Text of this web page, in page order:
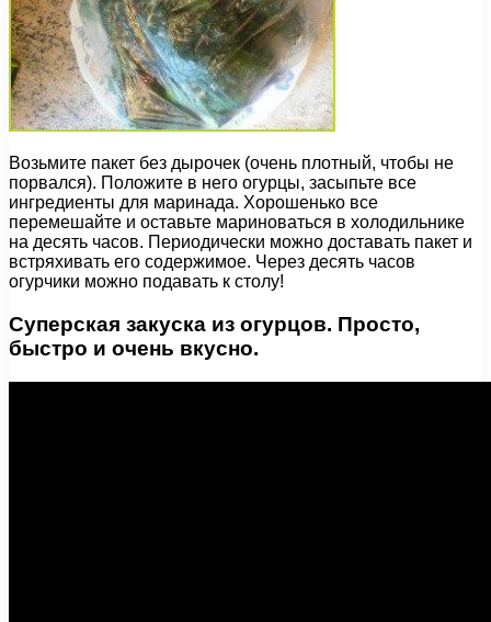
Возьмите пакет без дырочек (очень плотный, чтобы не
порвался). Положите в него огурцы, засыпьте все
ингредиенты для маринада. Хорошенько все
перемешайте и оставьте мариноваться в холодильнике
на десять часов. Периодически можно доставать пакет и
встряхивать его содержимое. Через десять часов
огурчики можно подавать к столу!
Суперская закуска из огурцов. Просто,
быстро и очень вкусно.